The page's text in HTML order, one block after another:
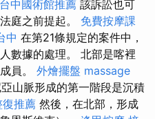
台中國術館推薦 該訴訟也可
庭之前提起。 免費按摩課
中 在第21條規定的案件中，
數據的處理。 北部是喀裡
員。 外燴擺盤 massage
山脈形成的第一階段是沉積
復推薦 然後，在北部，形成